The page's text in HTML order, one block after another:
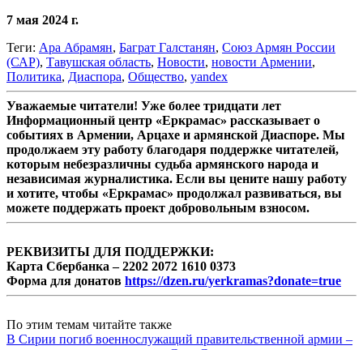
7 мая 2024 г.
Теги: Ара Абрамян, Баграт Галстанян, Союз Армян России
(САР), Тавушская область, Новости, новости Армении,
Политика, Диаспора, Общество, yandex
Уважаемые читатели! Уже более тридцати лет
Информационный центр «Еркрамас» рассказывает о
событиях в Армении, Арцахе и армянской Диаспоре. Мы
продолжаем эту работу благодаря поддержке читателей,
которым небезразличны судьба армянского народа и
независимая журналистика. Если вы цените нашу работу
и хотите, чтобы «Еркрамас» продолжал развиваться, вы
можете поддержать проект добровольным взносом.
РЕКВИЗИТЫ ДЛЯ ПОДДЕРЖКИ:
Карта Сбербанка – 2202 2072 1610 0373
Форма для донатов https://dzen.ru/yerkramas?donate=true
По этим темам читайте также
В Сирии погиб военнослужащий правительственной армии –